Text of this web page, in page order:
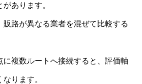
あります。
販路が異なる業者を混ぜて比較する
に複数ルートへ接続すると、評価軸
ります。